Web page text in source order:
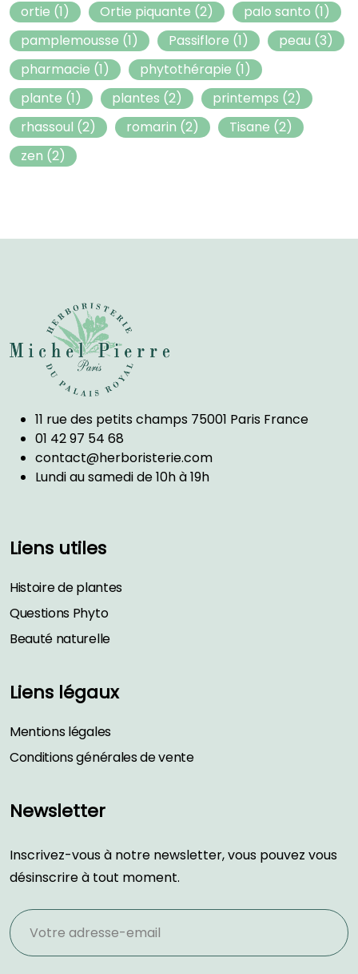
ortie (1) Ortie piquante (2) palo santo (1)
pamplemousse (1) Passiflore (1) peau (3)
pharmacie (1) phytothérapie (1)
plante (1) plantes (2) printemps (2)
rhassoul (2) romarin (2) Tisane (2)
zen (2)
11 rue des petits champs 75001 Paris France
01 42 97 54 68
contact@herboristerie.com
Lundi au samedi de 10h à 19h
Liens utiles
Histoire de plantes
Questions Phyto
Beauté naturelle
Liens légaux
Mentions légales
Conditions générales de vente
Newsletter
Inscrivez-vous à notre newsletter, vous pouvez vous
désinscrire à tout moment.